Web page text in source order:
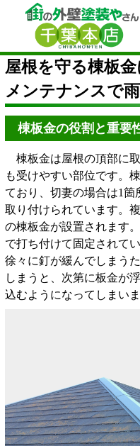
HOME ブログ
屋根
メンテナンスで雨漏りを
屋根を守る棟板
メンテナンスで
棟板金の役割と重要
棟板金は屋根の頂部に
も受けやすい部位です。
ており、切妻の場合は1箇
取り付けられています。
の棟板金が設置されます
で打ち付けて固定されて
徐々に釘が緩んでしまう
しまうと、次第に板金が
込むようになってしまいま